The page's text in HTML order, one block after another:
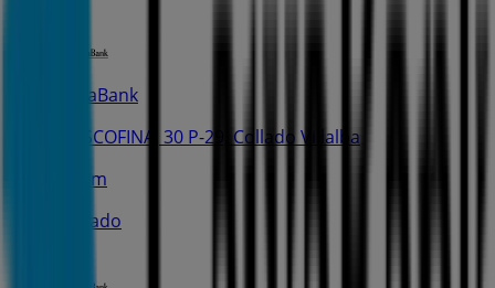
CaixaBank
C. ESCOFINA, 30 P-29, Collado Villalba
3.7 km
Cerrado